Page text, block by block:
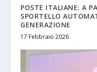
POSTE ITALIANE: A
SPORTELLO
GENERAZIONE
17 Febbraio 2026